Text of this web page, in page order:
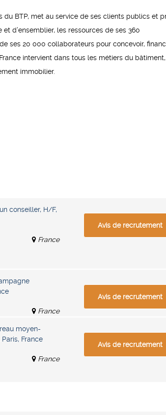
BTP, met au service de ses clients publics et
d’ensemblier, les ressources de ses 360
ses 20 000 collaborateurs pour concevoir,
intervient dans tous les métiers du
immobilier.
conseiller, H/F,
France
Avis de recrutement
France
Avis de recrutement
moyen-
France
France
Avis de recrutement